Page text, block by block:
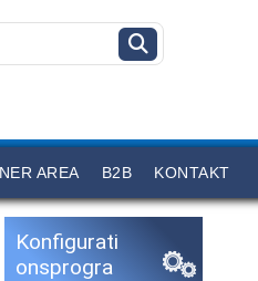
AREA B2B KONTAKT
Konfigurati
onsprogra